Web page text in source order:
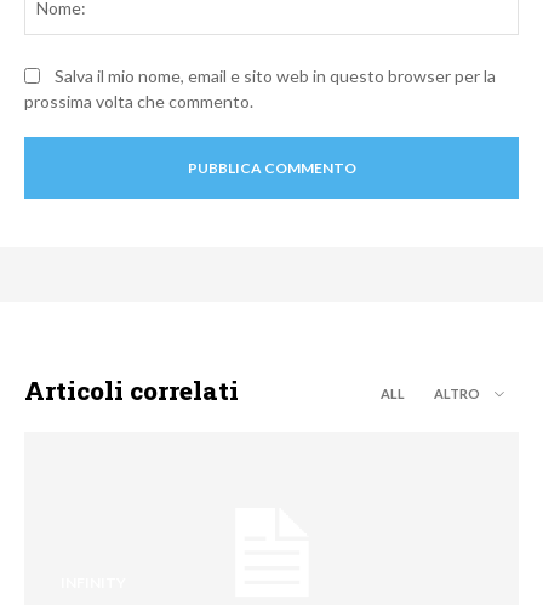
Salva il mio nome, email e sito web in questo browser per la
prossima volta che commento.
Articoli correlati ALL ALTRO